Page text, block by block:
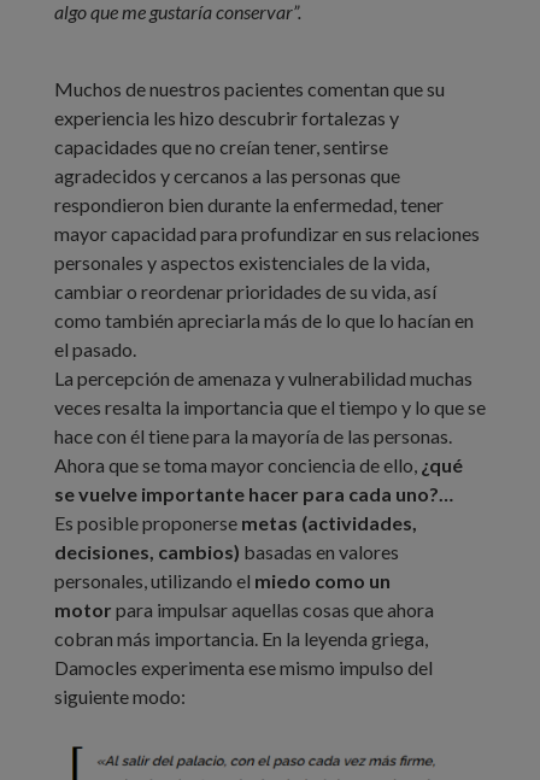
algo que me gustaría conservar”.
Muchos de nuestros pacientes comentan que su
experiencia les hizo descubrir fortalezas y
capacidades que no creían tener, sentirse
agradecidos y cercanos a las personas que
respondieron bien durante la enfermedad, tener
mayor capacidad para profundizar en sus relaciones
personales y aspectos existenciales de la vida,
cambiar o reordenar prioridades de su vida, así
como también apreciarla más de lo que lo hacían en
el pasado.
La percepción de amenaza y vulnerabilidad muchas
veces resalta la importancia que el tiempo y lo que se
hace con él tiene para la mayoría de las personas.
Ahora que se toma mayor conciencia de ello, ¿qué
se vuelve importante hacer para cada uno?…
Es posible proponerse metas (actividades,
decisiones, cambios) basadas en valores
personales, utilizando el miedo como un
motor para impulsar aquellas cosas que ahora
cobran más importancia. En la leyenda griega,
Damocles experimenta ese mismo impulso del
siguiente modo: